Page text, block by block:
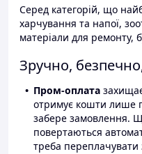
Серед категорій, що
харчування та напої,
матеріали для ремонту,
Зручно,
Пром-оплата
отримує кошти лише
забере замовлення.
повертаються
треба переплачувати